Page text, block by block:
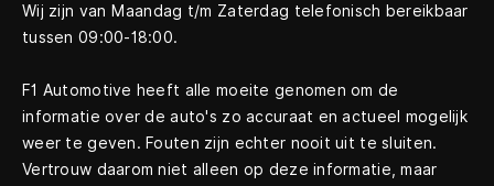
Wij zijn van Maandag t/m Zaterdag telefonisch bereikbaar
tussen 09:00-18:00.
F1 Automotive heeft alle moeite genomen om de
informatie over de auto's zo accuraat en actueel mogelijk
weer te geven. Fouten zijn echter nooit uit te sluiten.
Vertrouw daarom niet alleen op deze informatie, maar